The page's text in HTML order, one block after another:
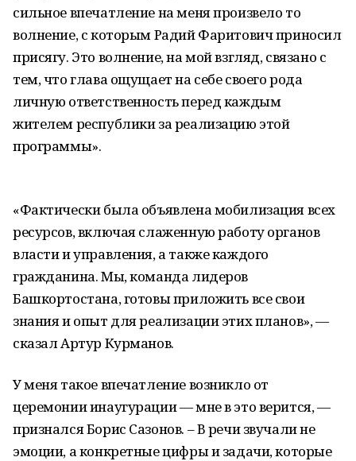
сильное впечатление на меня произвело то
волнение, с которым Радий Фаритович приносил
присягу. Это волнение, на мой взгляд, связано с
тем, что глава ощущает на себе своего рода
личную ответственность перед каждым
жителем республики за реализацию этой
программы».
«Фактически была объявлена мобилизация всех
ресурсов, включая слаженную работу органов
власти и управления, а также каждого
гражданина. Мы, команда лидеров
Башкортостана, готовы приложить все свои
знания и опыт для реализации этих планов», —
сказал Артур Курманов.
У меня такое впечатление возникло от
церемонии инаугурации — мне в это верится, —
признался Борис Сазонов. – В речи звучали не
эмоции, а конкретные цифры и задачи, которые